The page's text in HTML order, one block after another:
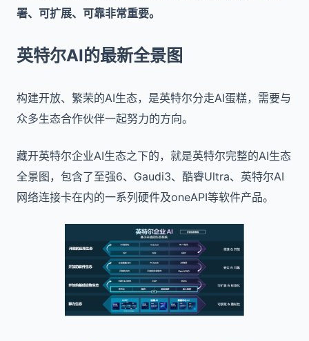
署、可扩展、可靠非常重要。
英特尔AI的最新全景图
构建开放、繁荣的AI生态，是英特尔分走AI蛋糕，需要与
众多生态合作伙伴一起努力的方向。
藏开英特尔企业AI生态之下的，就是英特尔完整的AI生态
全景图，包含了至强6、Gaudi3、酷睿Ultra、英特尔AI
网络连接卡在内的一系列硬件及oneAPI等软件产品。